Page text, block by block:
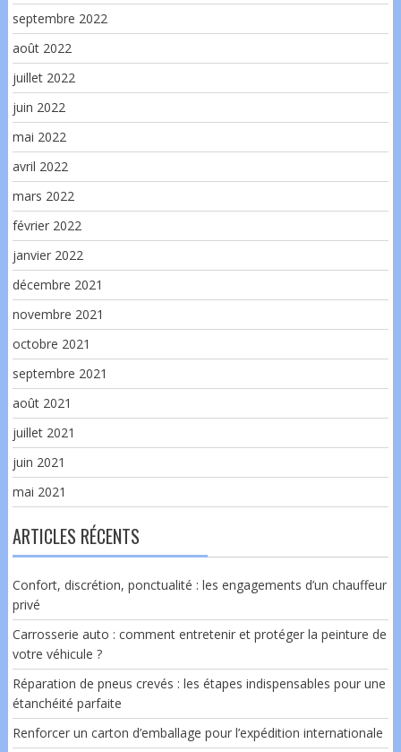
septembre 2022
août 2022
juillet 2022
juin 2022
mai 2022
avril 2022
mars 2022
février 2022
janvier 2022
décembre 2021
novembre 2021
octobre 2021
septembre 2021
août 2021
juillet 2021
juin 2021
mai 2021
ARTICLES RÉCENTS
Confort, discrétion, ponctualité : les engagements d’un chauffeur
privé
Carrosserie auto : comment entretenir et protéger la peinture de
votre véhicule ?
Réparation de pneus crevés : les étapes indispensables pour une
étanchéité parfaite
Renforcer un carton d’emballage pour l’expédition internationale